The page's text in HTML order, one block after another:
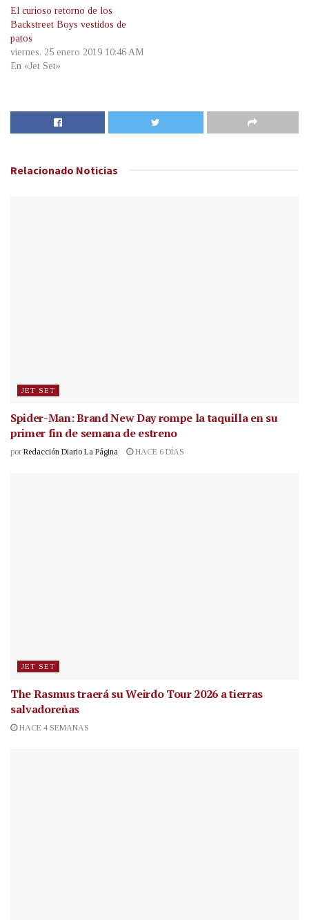
El curioso retorno de los
Backstreet Boys vestidos de
patos
viernes, 25 enero 2019 10:46 AM
En «Jet Set»
Relacionado Noticias
JET SET
Spider-Man: Brand New Day rompe la taquilla en su
primer fin de semana de estreno
por Redacción Diario La Página HACE 6 DÍAS
JET SET
The Rasmus traerá su Weirdo Tour 2026 a tierras
salvadoreñas
HACE 4 SEMANAS